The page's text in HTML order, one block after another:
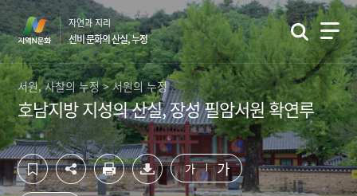
컨
텐
츠
영
역
바
로
가
기
하
단
영
역
바
로
가
기
자연과 지리
선비 문화의 산실, 누정
서원, 사찰의 누정 > 서원의 누정
호남지방 지성의 산실, 장성 필암서원 확연루
가 가